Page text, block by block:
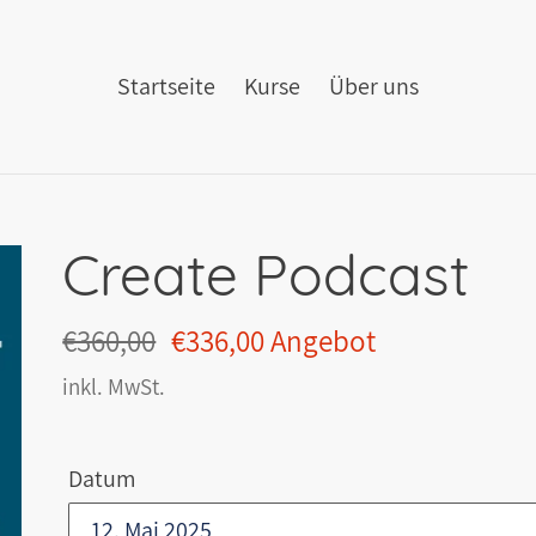
Startseite Kurse Über uns
Create Podcast
Normaler
Preis
€360,00 Sonderpreis
€336,00Angebot
inkl. MwSt.
Datum